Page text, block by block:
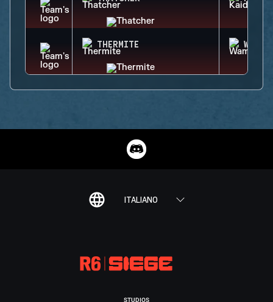
THERMITE WAMAI
ITALIANO
STUDIOS